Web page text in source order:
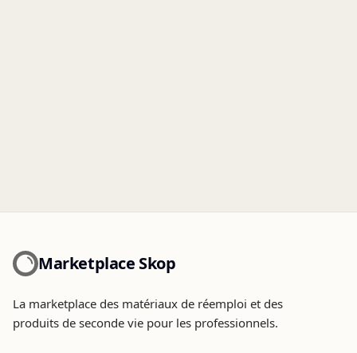
Marketplace Skop
La marketplace des matériaux de réemploi et des
produits de seconde vie pour les professionnels.